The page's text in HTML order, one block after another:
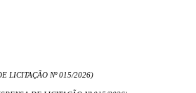
LICITAÇÃO Nº 015/2026)